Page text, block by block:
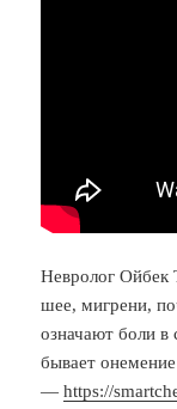
Невролог Ойбек
шее, мигрени,
означают боли в
бывает
—https://